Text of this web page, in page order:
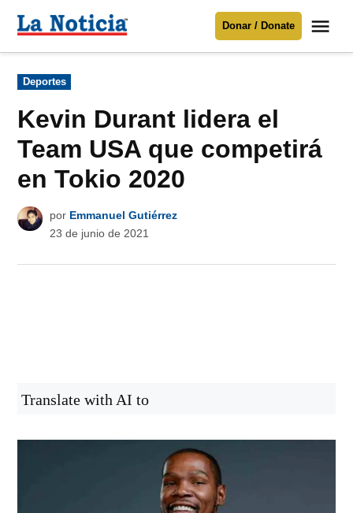
Para mantenerte informado necesitamos
Donar
contenido
Noticia
Donar / Donate
Publicado
en
Deportes
Kevin Durant lidera el
Team USA que competirá
en Tokio 2020
por Emmanuel Gutiérrez
23 de junio de 2021
Translate with AI to